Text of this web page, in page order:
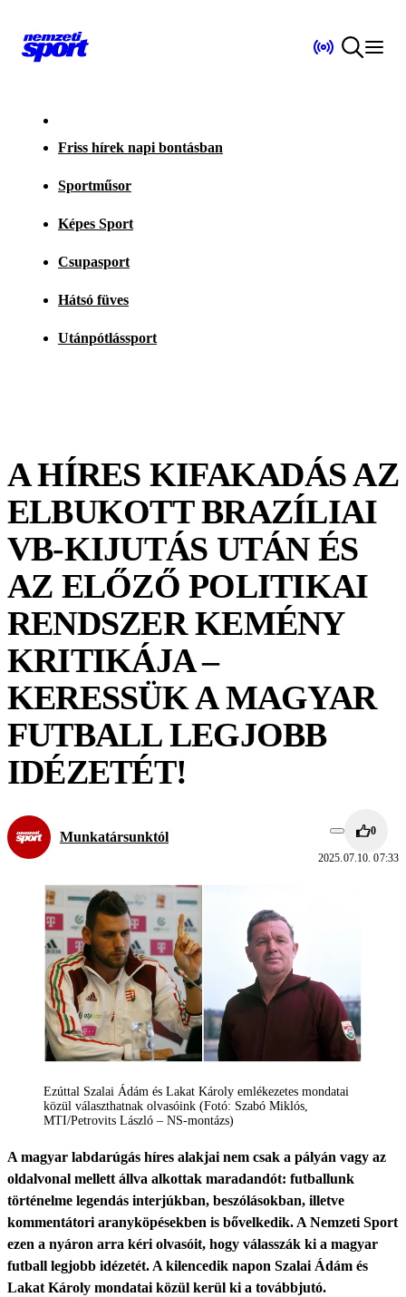
Friss hírek napi bontásban
Sportműsor
Képes Sport
Csupasport
Hátsó füves
Utánpótlássport
A HÍRES KIFAKADÁS AZ
ELBUKOTT BRAZÍLIAI
VB-KIJUTÁS UTÁN ÉS
AZ ELŐZŐ POLITIKAI
RENDSZER KEMÉNY
KRITIKÁJA –
KERESSÜK A MAGYAR
FUTBALL LEGJOBB
IDÉZETÉT!
Munkatársunktól 0
2025.07.10. 07:33
Ezúttal Szalai Ádám és Lakat Károly emlékezetes mondatai
közül választhatnak olvasóink (Fotó: Szabó Miklós,
MTI/Petrovits László – NS-montázs)
A magyar labdarúgás híres alakjai nem csak a pályán vagy az
oldalvonal mellett állva alkottak maradandót: futballunk
történelme legendás interjúkban, beszólásokban, illetve
kommentátori aranyköpésekben is bővelkedik. A Nemzeti Sport
ezen a nyáron arra kéri olvasóit, hogy válasszák ki a magyar
futball legjobb idézetét. A kilencedik napon Szalai Ádám és
Lakat Károly mondatai közül kerül ki a továbbjutó.